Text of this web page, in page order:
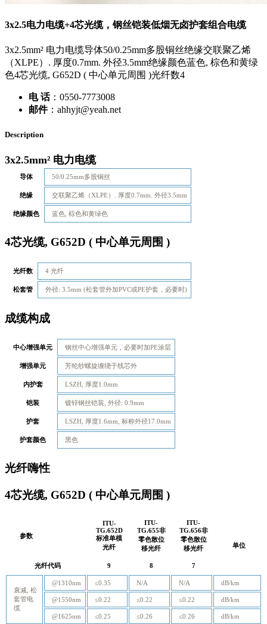
3x2.5电力电缆+4芯光缆，钢丝铠装低烟无卤护套组合电缆
3x2.5mm² 电力电缆导体50/0.25mm多股铜丝绝缘交联聚乙烯
（XLPE）. 厚度0.7mm. 外径3.5mm绝缘颜色蓝色, 棕色和黄绿
色4芯光缆, G652D ( 中心单元周围 )光纤数4
电 话：0550-7773008
邮件：ahhyjt@yeah.net
Description
3x2.5mm² 电力电缆
导体 50/0.25mm多股铜丝
绝缘 交联聚乙烯（XLPE）. 厚度0.7mm. 外径3.5mm
绝缘颜色 蓝色, 棕色和黄绿色
4芯光缆, G652D ( 中心单元周围 )
光纤数 4 光纤
松套管 外径: 3.5mm (松套管外加PVC或PE护套，必要时)
成缆构成
中心增强单元 钢丝中心增强单元，必要时加PE涂层
增强单元 芳纶纱螺旋缠绕于线芯外
内护套 LSZH, 厚度1.0mm
铠装 镀锌钢丝铠装, 外径: 0.9mm
护套 LSZH, 厚度1.6mm, 标称外径17.0mm
护套颜色 黑色
光纤嗨性
4芯光缆, G652D ( 中心单元周围 )
参数
ITU-
TG.652D
标准单模
光纤
ITU-
TG.655非
零色散位
移光纤
ITU-
TG.656非
零色散位
移光纤
单位
光纤代码 9 8 7
衰减, 松
套管电
缆
@1310nm ≤0.35 N/A N/A dB/km
@1550nm ≤0.22 ≤0.22 ≤0.22 dB/km
@1625nm ≤0.25 ≤0.26 ≤0.26 dB/km